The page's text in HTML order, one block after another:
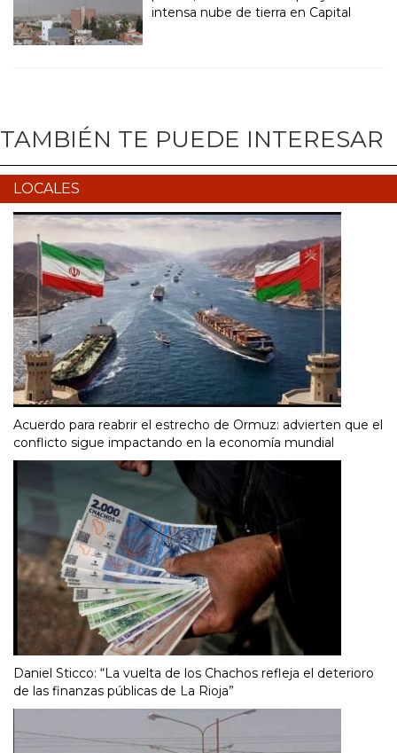
intensa nube de tierra en Capital
TAMBIÉN TE PUEDE INTERESAR
LOCALES
Acuerdo para reabrir el estrecho de Ormuz: advierten que el
conflicto sigue impactando en la economía mundial
Daniel Sticco: “La vuelta de los Chachos refleja el deterioro
de las finanzas públicas de La Rioja”